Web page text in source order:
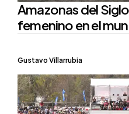
Amazonas del
femenino en el
Posted
Gustavo Villarrubia